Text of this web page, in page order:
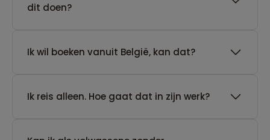
dit doen?
Ik wil boeken vanuit België, kan dat?
​Ik reis alleen. Hoe gaat dat in zijn werk?